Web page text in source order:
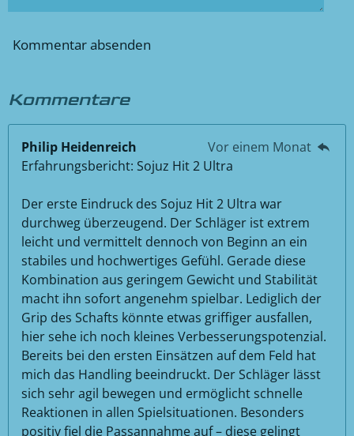
Kommentar absenden
Kommentare
Philip Heidenreich
Vor einem Monat
Erfahrungsbericht: Sojuz Hit 2 Ultra
Der erste Eindruck des Sojuz Hit 2 Ultra war
durchweg überzeugend. Der Schläger ist extrem
leicht und vermittelt dennoch von Beginn an ein
stabiles und hochwertiges Gefühl. Gerade diese
Kombination aus geringem Gewicht und Stabilität
macht ihn sofort angenehm spielbar. Lediglich der
Grip des Schafts könnte etwas griffiger ausfallen,
hier sehe ich noch kleines Verbesserungspotenzial.
Bereits bei den ersten Einsätzen auf dem Feld hat
mich das Handling beeindruckt. Der Schläger lässt
sich sehr agil bewegen und ermöglicht schnelle
Reaktionen in allen Spielsituationen. Besonders
positiv fiel die Passannahme auf – diese gelingt